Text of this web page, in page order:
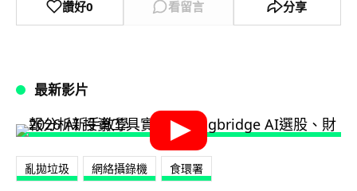
讚好0 看留言 分享
最新影片
亂拋垃圾 網絡攝錄機 食環署